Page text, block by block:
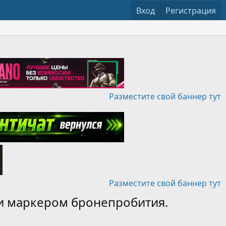
Вход Регистрация
Разместите свой баннер тут
Разместите свой баннер тут
маркером бронепробития.